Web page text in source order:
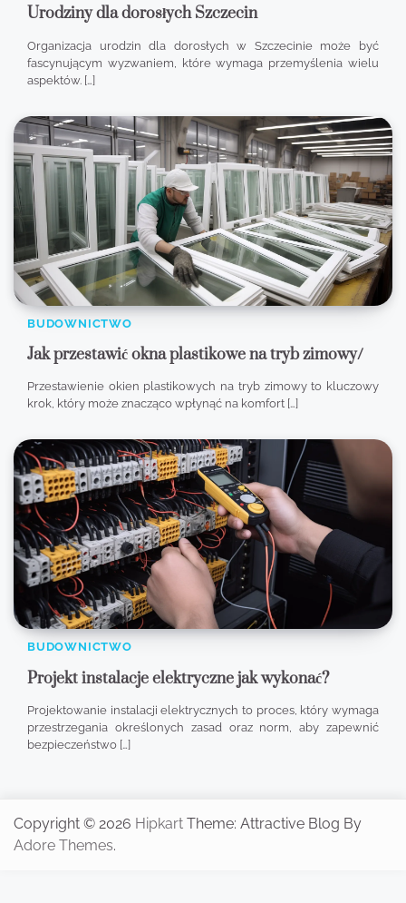
Urodziny dla dorosłych Szczecin
Organizacja urodzin dla dorosłych w Szczecinie może być
fascynującym wyzwaniem, które wymaga przemyślenia wielu
aspektów. […]
BUDOWNICTWO
Jak przestawić okna plastikowe na tryb zimowy/
Przestawienie okien plastikowych na tryb zimowy to kluczowy
krok, który może znacząco wpłynąć na komfort […]
BUDOWNICTWO
Projekt instalacje elektryczne jak wykonać?
Projektowanie instalacji elektrycznych to proces, który wymaga
przestrzegania określonych zasad oraz norm, aby zapewnić
bezpieczeństwo […]
Copyright © 2026 Hipkart Theme: Attractive Blog By
Adore Themes.